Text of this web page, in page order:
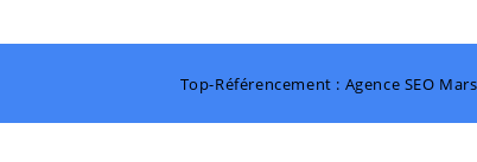
Top-Référencement : Agence SEO